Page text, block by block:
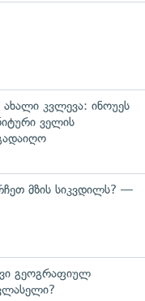
კვლევა: ინოუეს
ველის
მზის სიკვდილს? —
გეოგრაფიულ